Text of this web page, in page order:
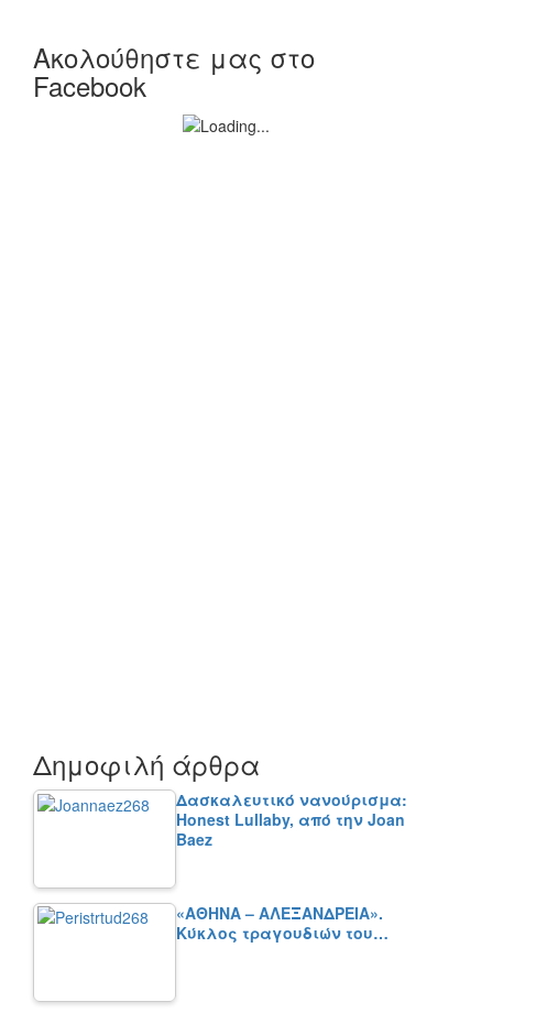
Ακολούθηστε μας στο
Facebook
Δημοφιλή άρθρα
Δασκαλευτικό νανούρισμα:
Honest Lullaby, από την Joan
Baez
«ΑΘΗΝΑ – ΑΛΕΞΑΝΔΡΕΙΑ».
Κύκλος τραγουδιών του…